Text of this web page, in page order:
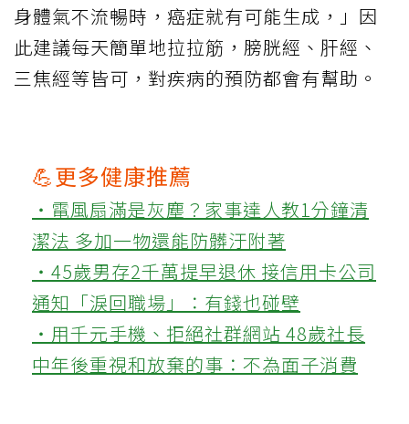
身體氣不流暢時，癌症就有可能生成，」因
此建議每天簡單地拉拉筋，膀胱經、肝經、
三焦經等皆可，對疾病的預防都會有幫助。
💪更多健康推薦
‧電風扇滿是灰塵？家事達人教1分鐘清
潔法 多加一物還能防髒汙附著
‧45歲男存2千萬提早退休 接信用卡公司
通知「淚回職場」：有錢也碰壁
‧用千元手機、拒絕社群網站 48歲社長
中年後重視和放棄的事：不為面子消費